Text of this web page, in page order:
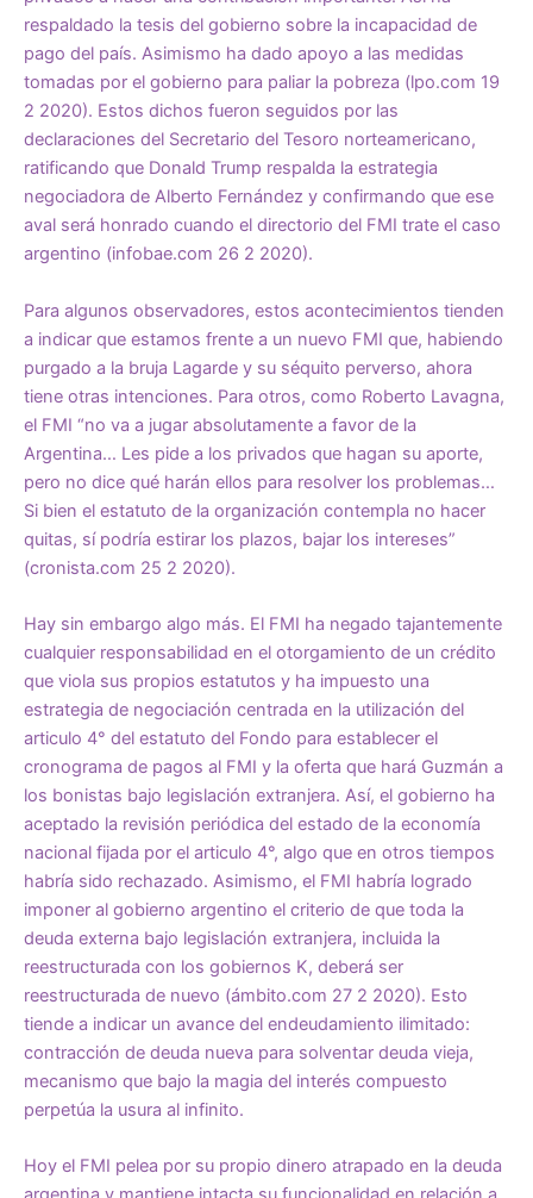
respaldado la tesis del gobierno sobre la incapacidad de
pago del país. Asimismo ha dado apoyo a las medidas
tomadas por el gobierno para paliar la pobreza (lpo.com 19
2 2020). Estos dichos fueron seguidos por las
declaraciones del Secretario del Tesoro norteamericano,
ratificando que Donald Trump respalda la estrategia
negociadora de Alberto Fernández y confirmando que ese
aval será honrado cuando el directorio del FMI trate el caso
argentino (infobae.com 26 2 2020).
Para algunos observadores, estos acontecimientos tienden
a indicar que estamos frente a un nuevo FMI que, habiendo
purgado a la bruja Lagarde y su séquito perverso, ahora
tiene otras intenciones. Para otros, como Roberto Lavagna,
el FMI “no va a jugar absolutamente a favor de la
Argentina… Les pide a los privados que hagan su aporte,
pero no dice qué harán ellos para resolver los problemas…
Si bien el estatuto de la organización contempla no hacer
quitas, sí podría estirar los plazos, bajar los intereses”
(cronista.com 25 2 2020).
Hay sin embargo algo más. El FMI ha negado tajantemente
cualquier responsabilidad en el otorgamiento de un crédito
que viola sus propios estatutos y ha impuesto una
estrategia de negociación centrada en la utilización del
articulo 4° del estatuto del Fondo para establecer el
cronograma de pagos al FMI y la oferta que hará Guzmán a
los bonistas bajo legislación extranjera. Así, el gobierno ha
aceptado la revisión periódica del estado de la economía
nacional fijada por el articulo 4°, algo que en otros tiempos
habría sido rechazado. Asimismo, el FMI habría logrado
imponer al gobierno argentino el criterio de que toda la
deuda externa bajo legislación extranjera, incluida la
reestructurada con los gobiernos K, deberá ser
reestructurada de nuevo (ámbito.com 27 2 2020). Esto
tiende a indicar un avance del endeudamiento ilimitado:
contracción de deuda nueva para solventar deuda vieja,
mecanismo que bajo la magia del interés compuesto
perpetúa la usura al infinito.
Hoy el FMI pelea por su propio dinero atrapado en la deuda